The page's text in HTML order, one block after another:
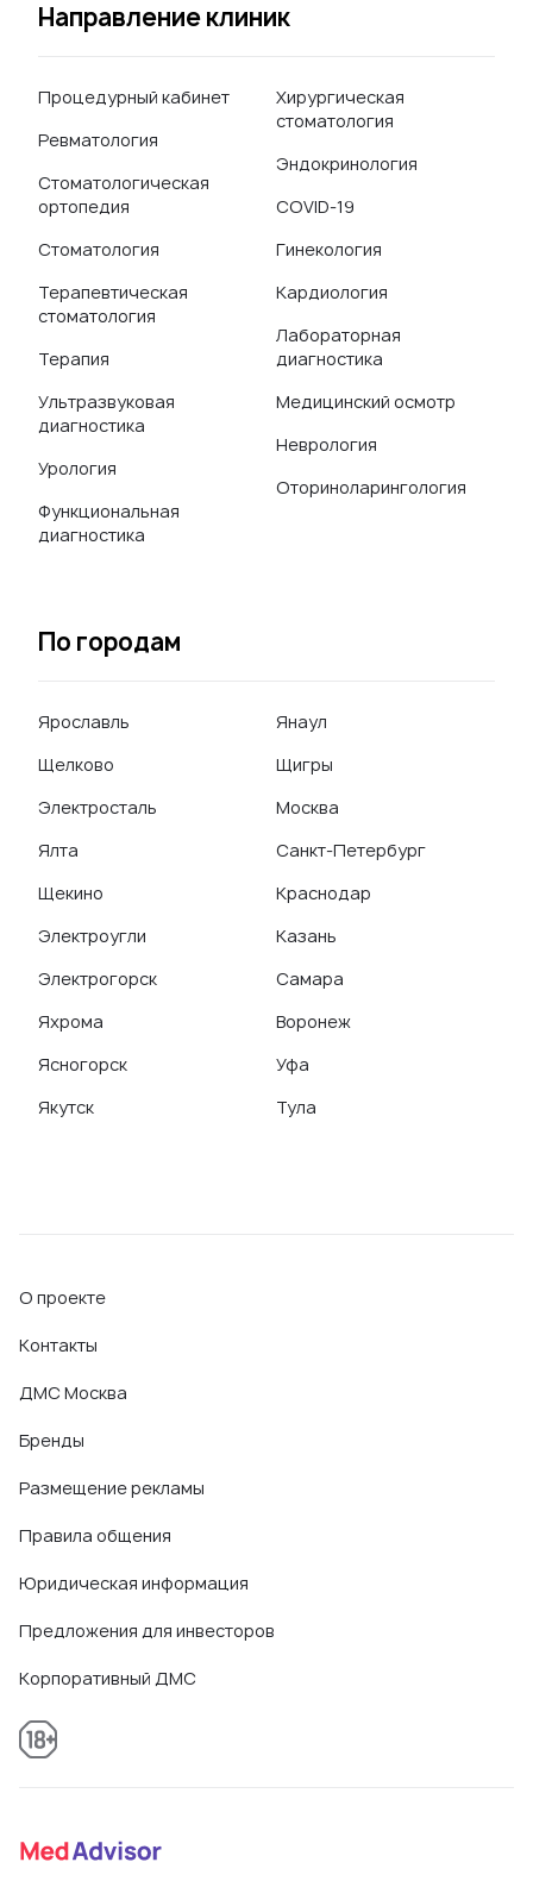
Направление клиник
Процедурный кабинет
Ревматология
Стоматологическая
ортопедия
Стоматология
Терапевтическая
стоматология
Терапия
Ультразвуковая
диагностика
Урология
Функциональная
диагностика
Хирургическая
стоматология
Эндокринология
COVID-19
Гинекология
Кардиология
Лабораторная
диагностика
Медицинский осмотр
Неврология
Оториноларингология
По городам
Ярославль
Щелково
Электросталь
Ялта
Щекино
Электроугли
Электрогорск
Яхрома
Ясногорск
Якутск
Янаул
Щигры
Москва
Санкт-Петербург
Краснодар
Казань
Самара
Воронеж
Уфа
Тула
О проекте
Контакты
ДМС Москва
Бренды
Размещение рекламы
Правила общения
Юридическая информация
Предложения для инвесторов
Корпоративный ДМС